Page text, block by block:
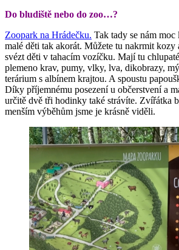
Do bludiště nebo do zoo…?
Zoopark na Hrádečku. Tak tady se nám
malé děti tak akorát. Můžete tu nakrmit kozy
svézt děti v tahacím vozíčku. Mají tu
plemeno krav, pumy, vlky, lva, dikobrazy,
terárium s albínem krajtou. A spoustu
Díky příjemnému posezení u občerstvení a
určitě dvě tři hodinky také strávíte. Zvířátka
menším výběhům jsme je krásně viděli.